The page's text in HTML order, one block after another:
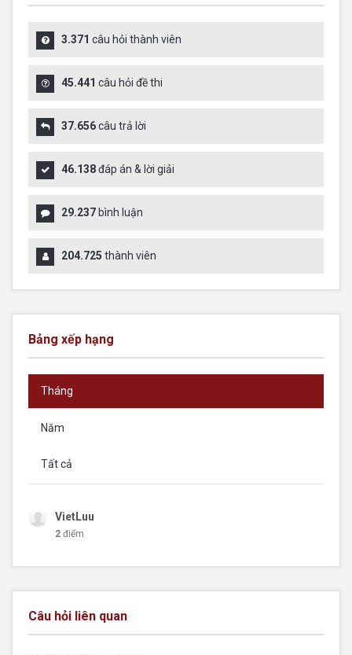
3.371 câu hỏi thành viên
45.441 câu hỏi đề thi
37.656câu trả lời
46.138đáp án & lời giải
29.237 bình luận
204.725 thành viên
Bảng xếp hạng
Tháng
Năm
Tất cả
VietLuu
2 điểm
Câu hỏi liên quan